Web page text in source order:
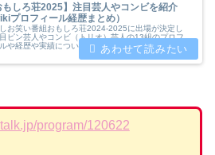
もしろ荘2025】注目芸人やコンビを紹介
プロフィール経歴まとめ）
お笑い番組おもしろ荘2024-2025に出場が決定し
ピン芸人やコンビ（トリオ）芸人の13組のプロフ
や経歴や実績についてwiki風にまとめてみましたの
program/120622